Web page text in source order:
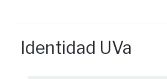
Identidad UVa